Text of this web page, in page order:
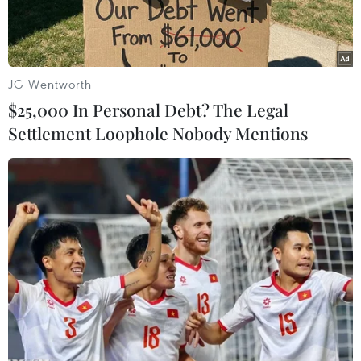
Philippines.
Thu hoạch lúa tại một cánh đồng ở làng Kob Sro, ngoại ô
Phnom Penh. (Nguồn: AP/TTXVN)
Thủ tướng Campuchia Samdech Hun Sen cho
JG Wentworth
$25,000 In Personal Debt? The Legal
Settlement Loophole Nobody Mentions